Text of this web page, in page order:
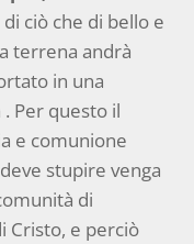
ciò che di bello e
terrena andrà
in una
Per questo il
e comunione
stupire venga
di
Cristo, e perciò